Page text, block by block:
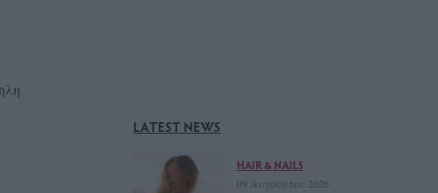
LATEST NEWS
HAIR & NAILS
09 Αυγούστου 2026